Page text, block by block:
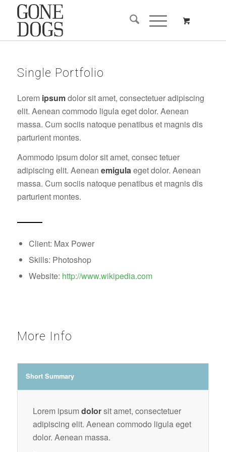
Single Portfolio
Lorem ipsumdolor sit amet, consectetuer adipiscing
elit. Aenean commodo ligula eget dolor. Aenean
massa. Cum sociis natoque penatibus et magnis dis
parturient montes.
Aommodo ipsum dolor sit amet, consec tetuer
adipiscing elit. Aenean emigulaeget dolor. Aenean
massa. Cum sociis natoque penatibus et magnis dis
parturient montes.
Client: Max Power
Skills: Photoshop
Website: http://www.wikipedia.com
More Info
Short Summary
Lorem ipsum dolorsit amet, consectetuer
adipiscing elit. Aenean commodo ligula eget
dolor. Aenean massa.